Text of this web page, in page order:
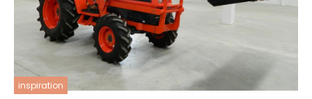
inspiration